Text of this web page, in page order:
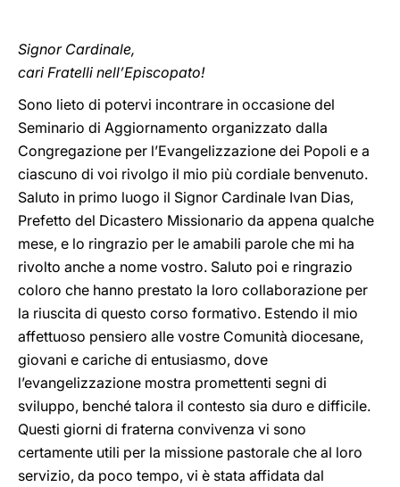
Signor Cardinale,
cari Fratelli nell’Episcopato!
Sono lieto di potervi incontrare in occasione del
Seminario di Aggiornamento organizzato dalla
Congregazione per l’Evangelizzazione dei Popoli e a
ciascuno di voi rivolgo il mio più cordiale benvenuto.
Saluto in primo luogo il Signor Cardinale Ivan Dias,
Prefetto del Dicastero Missionario da appena qualche
mese, e lo ringrazio per le amabili parole che mi ha
rivolto anche a nome vostro. Saluto poi e ringrazio
coloro che hanno prestato la loro collaborazione per
la riuscita di questo corso formativo. Estendo il mio
affettuoso pensiero alle vostre Comunità diocesane,
giovani e cariche di entusiasmo, dove
l’evangelizzazione mostra promettenti segni di
sviluppo, benché talora il contesto sia duro e difficile.
Questi giorni di fraterna convivenza vi sono
certamente utili per la missione pastorale che al loro
servizio, da poco tempo, vi è stata affidata dal